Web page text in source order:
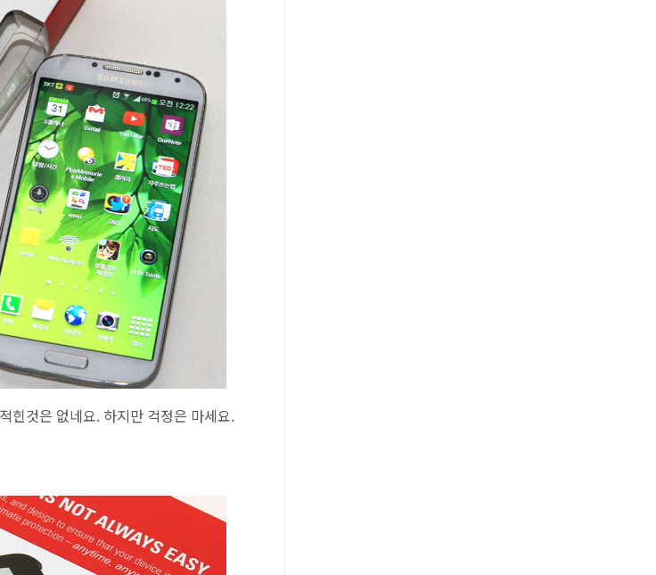
힌것은 없네요. 하지만 걱정은 마세요.